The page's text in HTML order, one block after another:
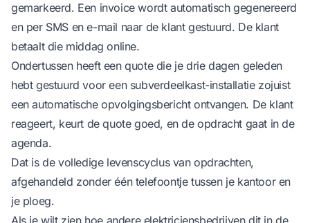
gemarkeerd. Een invoice wordt automatisch gegenereerd
en per SMS en e-mail naar de klant gestuurd. De klant
betaalt die middag online.
Ondertussen heeft een quote die je drie dagen geleden
hebt gestuurd voor een subverdeelkast-installatie zojuist
een automatische opvolgingsbericht ontvangen. De klant
reageert, keurt de quote goed, en de opdracht gaat in de
agenda.
Dat is de volledige levenscyclus van opdrachten,
afgehandeld zonder één telefoontje tussen je kantoor en
je ploeg.